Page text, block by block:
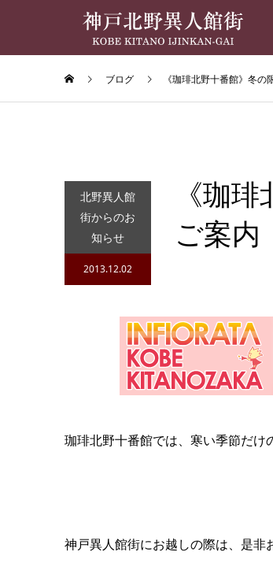
ブログ 《珈琲北野十番館》冬
北野異人館
街からのお
知らせ
2013.12.02
《珈
ご案内
珈琲北野十番館では、寒い季節だけ
神戸異人館街にお越しの際は、是非